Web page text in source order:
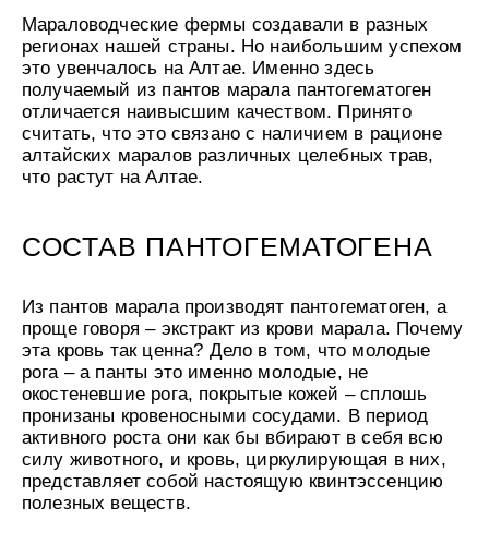
УХОД ЗА ВОЛОСАМИ
Подарочный набор для волос
CLIODERM
Пенка для умывания Силапант
и
а
м
"Комплексный уход" Силапант
кожи ClioDerm
УХОД ЗА ПОЛОСТЬЮ РТА
воздействия ClioDerm Крем для проблемной кожи
для кожи вокруг
УХОД ЗА ЛИЦОМ
Крем для лица
пептидами Silapant PeptidExpert
Мараловодческие фермы создавали в разных
регионах нашей страны. Но наибольшим успехом
это увенчалось на Алтае. Именно здесь
получаемый из пантов марала пантогематоген
отличается наивысшим качеством. Принято
считать, что это связано с наличием в рационе
алтайских маралов различных целебных трав,
что растут на Алтае.
СОСТАВ ПАНТОГЕМАТОГЕНА
Из пантов марала производят пантогематоген, а
проще говоря – экстракт из крови марала. Почему
эта кровь так ценна? Дело в том, что молодые
рога – а панты это именно молодые, не
окостеневшие рога, покрытые кожей – сплошь
пронизаны кровеносными сосудами. В период
активного роста они как бы вбирают в себя всю
силу животного, и кровь, циркулирующая в них,
представляет собой настоящую квинтэссенцию
полезных веществ.